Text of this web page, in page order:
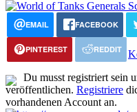
EMAIL FACEBOOK
PINTEREST REDDIT
Du musst registriert sein
veröffentlichen. Registriere
vorhandenen Account an.